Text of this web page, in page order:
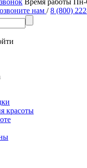
Время работы
нам / 8 (800)
красоты